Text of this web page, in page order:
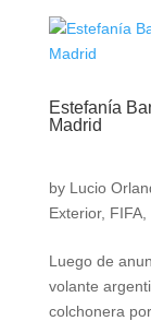
Estefanía
Madrid
by Lucio
Exterior, FIFA,
Luego de
volante
colchonera